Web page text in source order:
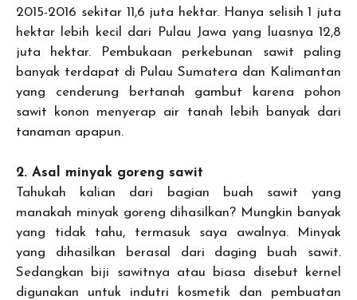
2015-2016 sekitar 11,6 juta hektar. Hanya selisih 1 juta
hektar lebih kecil dari Pulau Jawa yang luasnya 12,8
juta hektar. Pembukaan perkebunan sawit paling
banyak terdapat di Pulau Sumatera dan Kalimantan
yang cenderung bertanah gambut karena pohon
sawit konon menyerap air tanah lebih banyak dari
tanaman apapun.
2. Asal minyak goreng sawit
Tahukah kalian dari bagian buah sawit yang
manakah minyak goreng dihasilkan? Mungkin banyak
yang tidak tahu, termasuk saya awalnya. Minyak
yang dihasilkan berasal dari daging buah sawit.
Sedangkan biji sawitnya atau biasa disebut kernel
digunakan untuk indutri kosmetik dan pembuatan